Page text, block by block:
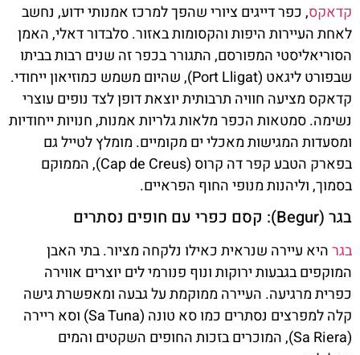
קדאקס, כפר דייגים ציורי שהפך למרכז אמנותי ידוע, נחשב
לאחת העיירות היפות והקסומות באזור. סלבדור דאלי, האמן
הסוריאליסטי המפורסם, התגורר בכפר זה שנים רבות בביתו
שבפורט ליגאט (Port Lligat), שהיום משמש כמוזיאון ייחודי.
קדאקס מציעה חוויה תרבותית יוצאת דופן לצד נופים עוצרי
נשימה. סמטאות הכפר מלאות גלריות אמנות, חנויות ייחודיות
ומסעדות המגישות מאכלי ים מקומיים. מומלץ לטייל גם
בפארק הטבע קפר דה קרוס (Cap de Creus), הממוקם
בסמוך, וליהנות מנופי החוף הפראיים.
בגר (Begur): קסם כפרי עם חופים נסתרים
בגרהיא עיירה שנראית כאילו נלקחה מציור. בתי האבן
המוקפים בגבעות ירוקות ונוף פנורמי לים יוצרים אווירה
כפרית מרגיעה. העיירה ממוקמת על גבעה ומאפשרת גישה
קלה למפרצים נסתרים כמו סא טונה (Sa Tuna) וסא ריירה
(Sa Riera), המוכרים בזכות החופים השקטים והמים